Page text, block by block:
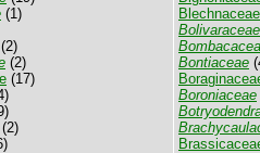
(1)
(2)
(2)
(17)
(2)
Blechnaceae
Bolivaraceae
Bontiaceae
Boroniaceae